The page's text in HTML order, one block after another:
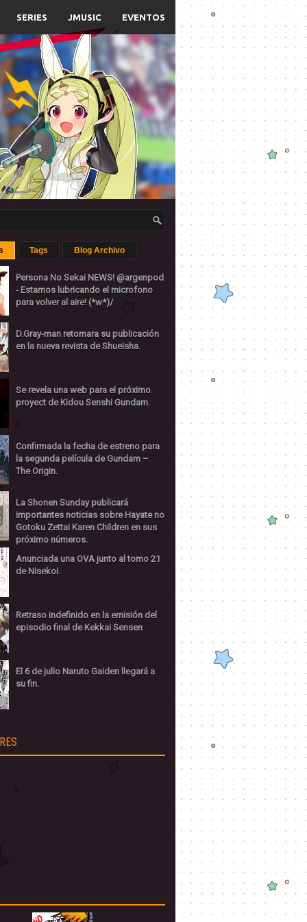
SERIES JMUSIC EVENTOS
Tags Blog Archivo
Persona No Sekai NEWS! @argenpod
- Estamos lubricando el microfono
para volver al aire! (*w*)/
D.Gray-man retomara su publicación
en la nueva revista de Shueisha.
Se revela una web para el próximo
proyect de Kidou Senshi Gundam.
Confirmada la fecha de estreno para
la segunda película de Gundam –
The Origin.
La Shonen Sunday publicará
importantes noticias sobre Hayate no
Gotoku Zettai Karen Children en sus
próximo números.
Anunciada una OVA junto al tomo 21
de Nisekoi.
Retraso indefinido en la emisión del
episodio final de Kekkai Sensen
El 6 de julio Naruto Gaiden llegará a
su fin.